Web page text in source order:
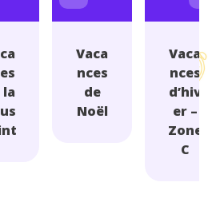
la
Vaca
nces
de
Noël
Vaca
nces
d’hiv
er –
Zone
C